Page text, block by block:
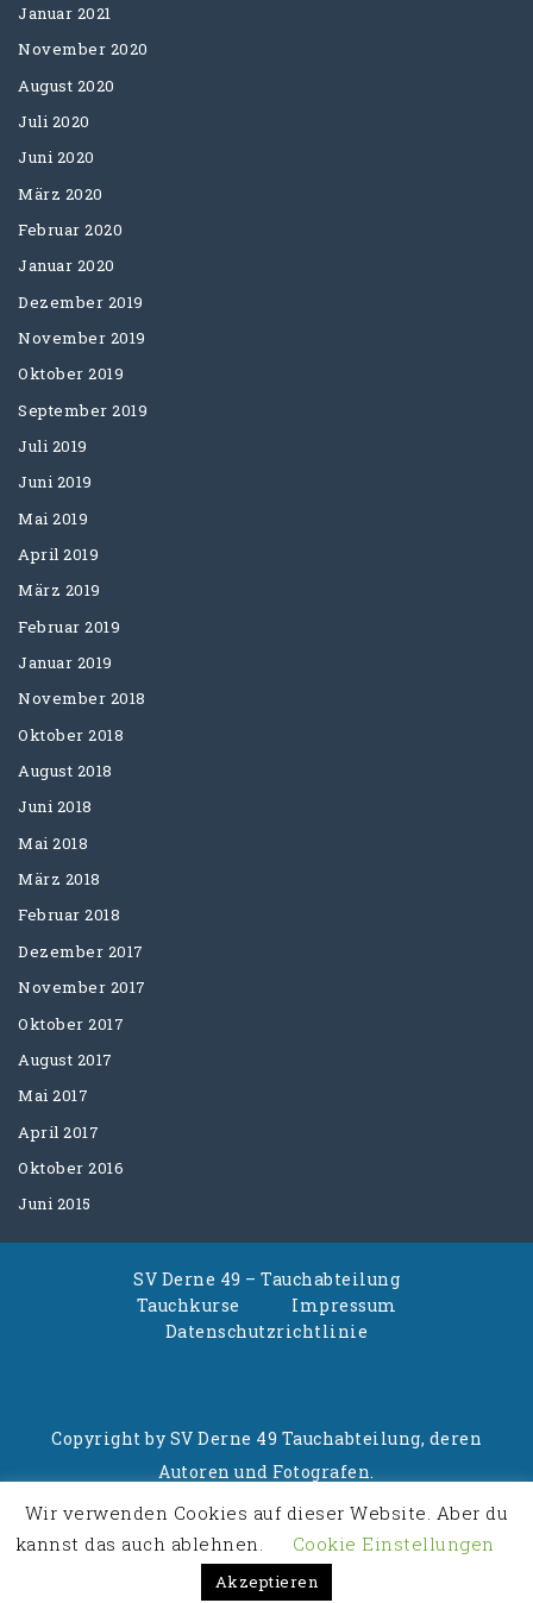
Januar 2021
November 2020
August 2020
Juli 2020
Juni 2020
März 2020
Februar 2020
Januar 2020
Dezember 2019
November 2019
Oktober 2019
September 2019
Juli 2019
Juni 2019
Mai 2019
April 2019
März 2019
Februar 2019
Januar 2019
November 2018
Oktober 2018
August 2018
Juni 2018
Mai 2018
März 2018
Februar 2018
Dezember 2017
November 2017
Oktober 2017
August 2017
Mai 2017
April 2017
Oktober 2016
Juni 2015
SV Derne 49 – Tauchabteilung
Tauchkurse
Impressum
Datenschutzrichtlinie
Copyright by SV Derne 49 Tauchabteilung, deren
Autoren und Fotografen.
Theme
Wir verwenden Cookies auf dieser Website. Aber du
kannst das auch ablehnen.
Cookie Einstellungen
Akzeptieren